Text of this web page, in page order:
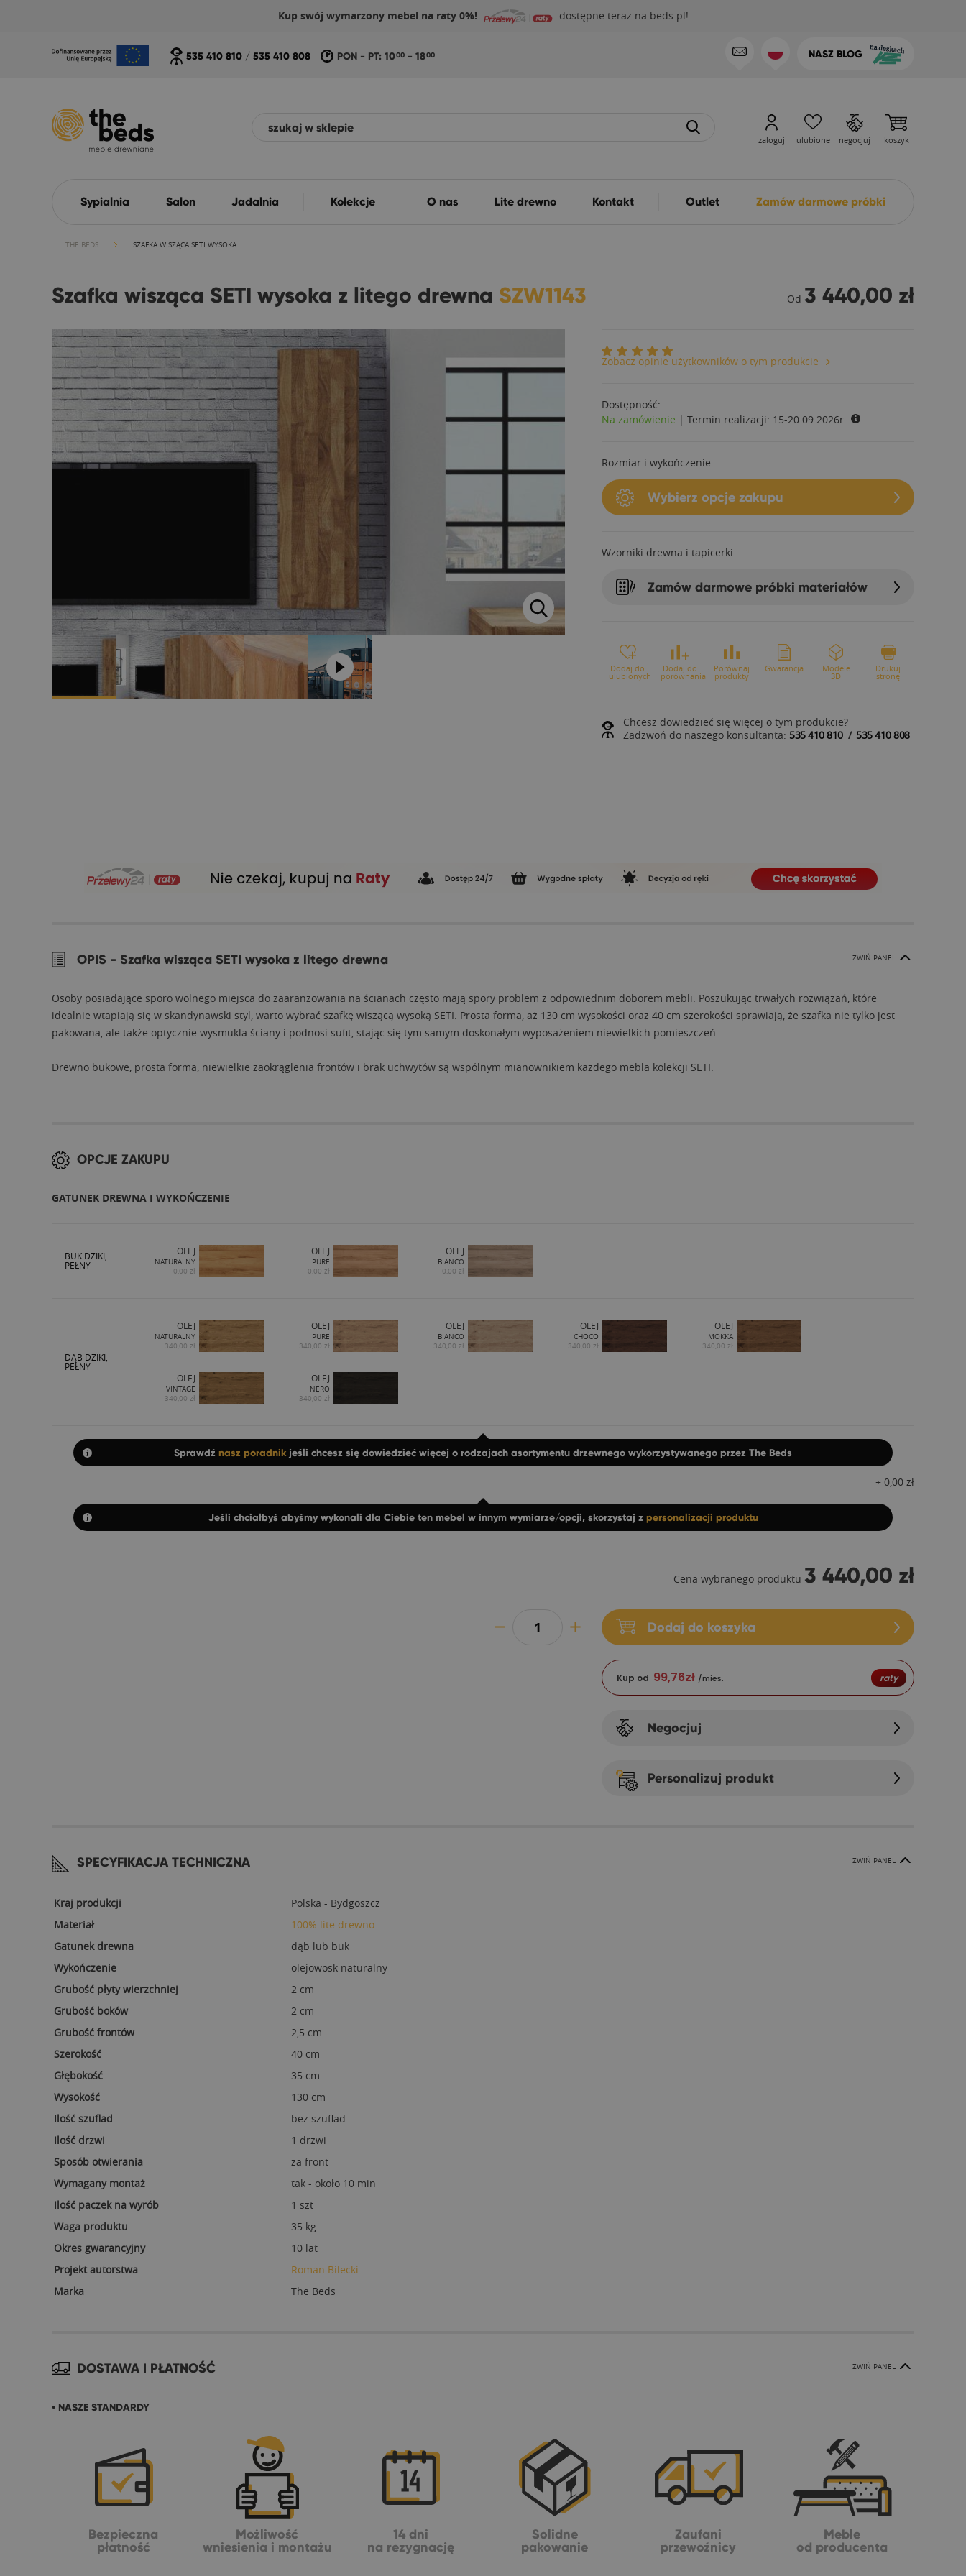
Kup swój wymarzony mebel na raty 0%! dostępne teraz na beds.pl!
NASZ BLOG
535 410 810 / 535 410 808 PON - PT: 1000 - 1800
zaloguj ulubione negocjuj koszyk
Sypialnia Salon Jadalnia Kolekcje O nas Lite drewno Kontakt Outlet Zamów darmowe próbki
THE BEDS SZAFKA WISZĄCA SETI WYSOKA
Szafka wisząca SETI wysoka z litego drewna SZW1143 Od 3 440,00 zł
Zobacz opinie użytkowników o tym produkcie
Dostępność:
Na zamówienie | Termin realizacji: 15-20.09.2026r.
Rozmiar i wykończenie
Wybierz opcje zakupu
Wzorniki drewna i tapicerki
Zamów darmowe próbki materiałów
Dodaj do
ulubionych
Dodaj do
porównania
Porównaj
produkty
Gwarancja Modele
3D
Drukuj
stronę
Chcesz dowiedzieć się więcej o tym produkcie?
Zadzwoń do naszego konsultanta: 535 410 810/ 535 410 808
OPIS - Szafka wisząca SETI wysoka z litego drewna ZWIŃ PANEL
Osoby posiadające sporo wolnego miejsca do zaaranżowania na ścianach często mają spory problem z odpowiednim doborem mebli. Poszukując trwałych rozwiązań, które
idealnie wtapiają się w skandynawski styl, warto wybrać szafkę wiszącą wysoką SETI. Prosta forma, aż 130 cm wysokości oraz 40 cm szerokości sprawiają, że szafka nie tylko jest
pakowana, ale także optycznie wysmukla ściany i podnosi sufit, stając się tym samym doskonałym wyposażeniem niewielkich pomieszczeń.
Drewno bukowe, prosta forma, niewielkie zaokrąglenia frontów i brak uchwytów są wspólnym mianownikiem każdego mebla kolekcji SETI.
OPCJE ZAKUPU
GATUNEK DREWNA I WYKOŃCZENIE
BUK DZIKI,
PEŁNY
OLEJ
NATURALNY
0,00 zł
OLEJ
PURE
0,00 zł
OLEJ
BIANCO
0,00 zł
DĄB DZIKI,
PEŁNY
OLEJ
NATURALNY
340,00 zł
OLEJ
PURE
340,00 zł
OLEJ
BIANCO
340,00 zł
OLEJ
CHOCO
340,00 zł
OLEJ
MOKKA
340,00 zł
OLEJ
VINTAGE
340,00 zł
OLEJ
NERO
340,00 zł
Sprawdź nasz poradnik jeśli chcesz się dowiedzieć więcej o rodzajach asortymentu drzewnego wykorzystywanego przez The Beds
+ 0,00 zł
Jeśli chciałbyś abyśmy wykonali dla Ciebie ten mebel w innym wymiarze/opcji, skorzystaj z personalizacji produktu
Cena wybranego produktu 3 440,00 zł
Dodaj do koszyka
Kup od 99,76zł /mies. raty
Negocjuj
Personalizuj produkt
SPECYFIKACJA TECHNICZNA ZWIŃ PANEL
Kraj produkcji
Polska - Bydgoszcz
Materiał
100% lite drewno
Gatunek drewna
dąb lub buk
Wykończenie
olejowosk naturalny
Grubość płyty wierzchniej
2 cm
Grubość boków
2 cm
Grubość frontów
2,5 cm
Szerokość
40 cm
Głębokość
35 cm
Wysokość
130 cm
Ilość szuflad
bez szuflad
Ilość drzwi
1 drzwi
Sposób otwierania
za front
Wymagany montaż
tak - około 10 min
Ilość paczek na wyrób
1 szt
Waga produktu
35 kg
Okres gwarancyjny
10 lat
Projekt autorstwa
Roman Bilecki
Marka
The Beds
DOSTAWA I PŁATNOŚĆ ZWIŃ PANEL
• NASZE STANDARDY
Bezpieczna
płatność
Możliwość
wniesienia i montażu
14 dni
na rezygnację
Solidne
pakowanie
Zaufani
przewoźnicy
Meble
od producenta